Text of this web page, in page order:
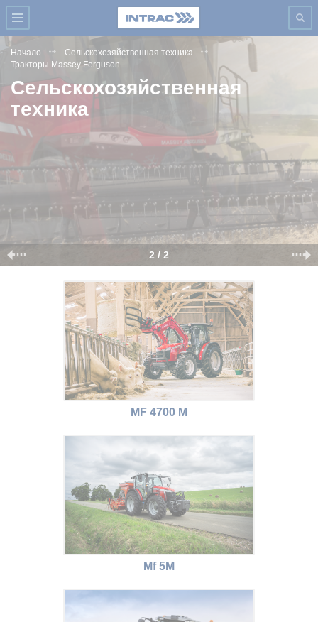
Начало
Сельскохозяйственная техника
Тракторы Massey Ferguson
Сельскохозяйственная
техника
2 / 2
MF 4700 M
Mf 5M